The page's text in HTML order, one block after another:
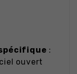
:
ouvert